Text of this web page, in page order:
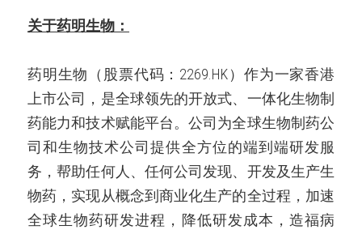
关于药明生物：
药明生物（股票代码：2269.HK）作为一家香港
上市公司，是全球领先的开放式、一体化生物制
药能力和技术赋能平台。公司为全球生物制药公
司和生物技术公司提供全方位的端到端研发服
务，帮助任何人、任何公司发现、开发及生产生
物药，实现从概念到商业化生产的全过程，加速
全球生物药研发进程，降低研发成本，造福病